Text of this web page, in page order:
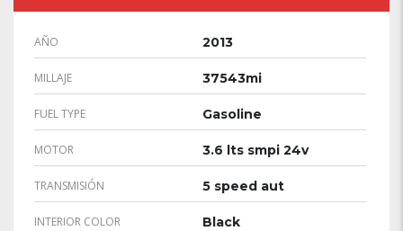
AÑO 2013
MILLAJE 37543mi
FUEL TYPE Gasoline
MOTOR 3.6 lts smpi 24v
TRANSMISIÓN 5 speed aut
INTERIOR COLOR Black